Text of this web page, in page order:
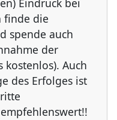
Eindruck bei
finde die
spende auch
der
kostenlos). Auch
des Erfolges ist